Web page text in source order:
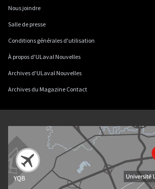
Nous joindre
Salle de presse
Conditions générales d'utilisation
À propos d'ULaval Nouvelles
Archives d'ULaval Nouvelles
Archives du Magazine Contact